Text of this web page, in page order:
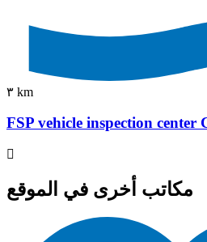
٣ km
FSP vehicle inspection center
مكاتب أخرى في الموقع